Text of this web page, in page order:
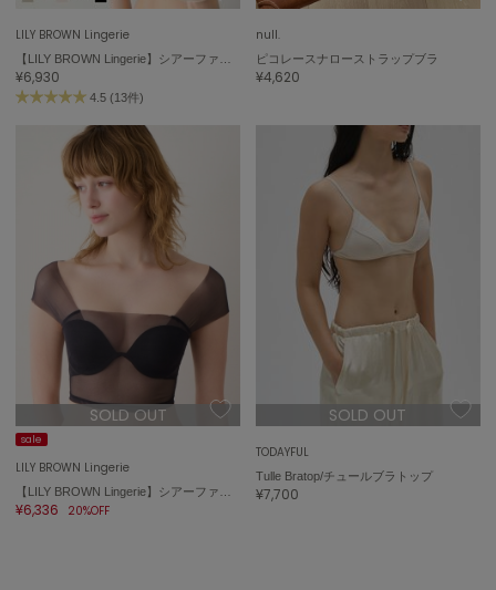
LILY BROWN Lingerie
¥6,930
4.5 (13件)
null.
ピコレースナローストラップブラ
¥4,620
SOLD OUT
sale
LILY BROWN Lingerie
¥6,336 20%OFF
SOLD OUT
TODAYFUL
Tulle Bratop/チュールブラトップ
¥7,700